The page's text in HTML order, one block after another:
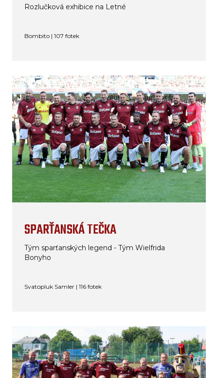
Rozlučková exhibice na Letné
Bombito | 107 fotek
SPARŤANSKÁ TEČKA
Tým sparťanských legend - Tým Wielfrida
Bonyho
Svatopluk Samler | 116 fotek